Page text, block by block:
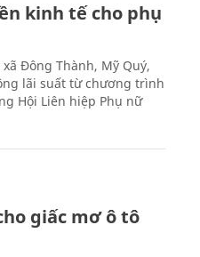
kinh tế cho phụ
Đông Thành, Mỹ Quý,
lãi suất từ chương trình
Hội Liên hiệp Phụ nữ
giấc mơ ô tô